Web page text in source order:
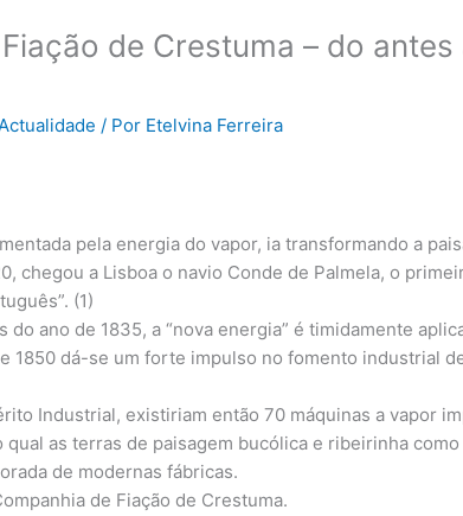
de Crestuma – do antes
/ Por Etelvina Ferreira
pela energia do vapor, ia transformando a
chegou a Lisboa o navio Conde de Palmela, o
(1)
do ano de 1835, a “nova energia” é timidamente
1850 dá-se um forte impulso no fomento industrial
Industrial, existiriam então 70 máquinas a vapor
as terras de paisagem bucólica e ribeirinha como
de modernas fábricas.
de Fiação de Crestuma.